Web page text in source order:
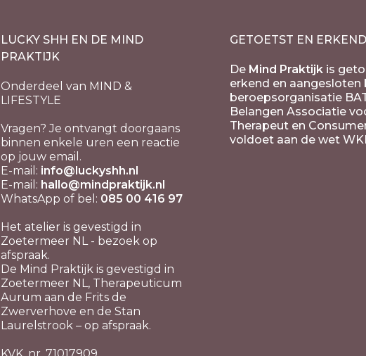
LUCKY SHH EN DE MIND
PRAKTIJK
Onderdeel van MIND &
LIFESTYLE
Vragen? Je ontvangt doorgaans
binnen enkele uren een reactie
op jouw email.
E-mail: info@luckyshh.nl
E-mail: hallo@mindpraktijk.nl
WhatsApp of bel: 085 00 416 97
Het atelier is gevestigd in
Zoetermeer NL - bezoek op
afspraak.
De Mind Praktijk is gevestigd in
Zoetermeer NL, Therapeuticum
Aurum aan de Frits de
Zwerverhove en de Stan
Laurelstrook – op afspraak.
GETOETST EN ERKEND
De Mind Praktijk is
erkend en aangesloten
beroepsorganisatie
Belangen Associatie
Therapeut en
voldoet aan de wet